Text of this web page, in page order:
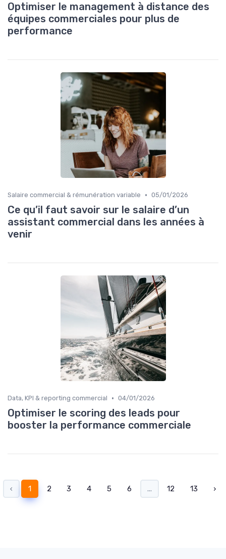
Optimiser le management à distance des
équipes commerciales pour plus de
performance
Salaire commercial & rémunération variable • 05/01/2026
Ce qu’il faut savoir sur le salaire d’un
assistant commercial dans les années à
venir
Data, KPI & reporting commercial • 04/01/2026
Optimiser le scoring des leads pour
booster la performance commerciale
‹ 1 2 3 4 5 6 ... 12 13 ›